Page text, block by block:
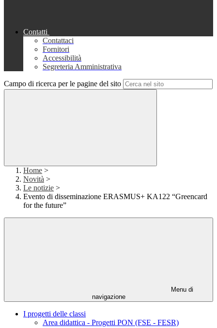
Contatti
Contattaci
Fornitori
Accessibilità
Segreteria Amministrativa
Campo di ricerca per le pagine del sito
Home >
Novità >
Le notizie >
Evento di disseminazione ERASMUS+ KA122 “Greencard
for the future”
Menu di
navigazione
I progetti delle classi
Area didattica - Progetti PON (FSE - FESR)